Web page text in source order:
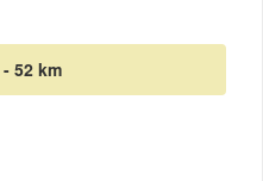
- 52 km